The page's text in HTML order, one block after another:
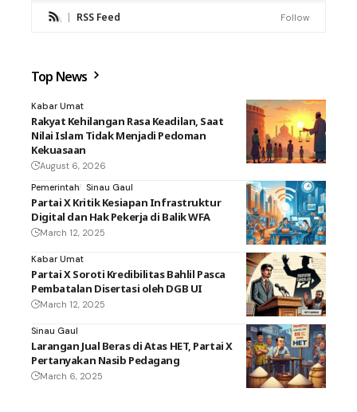
RSS Feed Follow
Top News
Kabar Umat
Rakyat Kehilangan Rasa Keadilan, Saat
Nilai Islam Tidak Menjadi Pedoman
Kekuasaan
August 6, 2026
Pemerintah
Sinau Gaul
Partai X Kritik Kesiapan Infrastruktur
Digital dan Hak Pekerja di Balik WFA
March 12, 2025
Kabar Umat
Partai X Soroti Kredibilitas Bahlil Pasca
Pembatalan Disertasi oleh DGB UI
March 12, 2025
Sinau Gaul
Larangan Jual Beras di Atas HET, Partai X
Pertanyakan Nasib Pedagang
March 6, 2025